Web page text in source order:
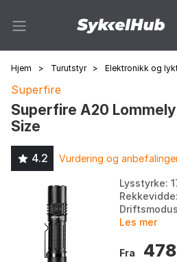
Hjem > Turutstyr > Elektronikk og
Superfire
Superfire A20
Size
4.2 Vurdering og
Lysstyrke:
Sterk,
Black.
Les mer
Fra 478